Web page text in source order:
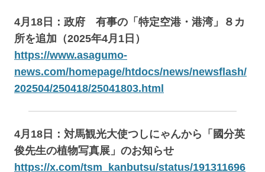
4月18日：政府 有事の「特定空港・港湾」８カ
所を追加（2025年4月1日）
https://www.asagumo-
news.com/homepage/htdocs/news/newsflash/
202504/250418/25041803.html
4月18日：対馬観光大使つしにゃんから「國分英
俊先生の植物写真展」のお知らせ
https://x.com/tsm_kanbutsu/status/191311696